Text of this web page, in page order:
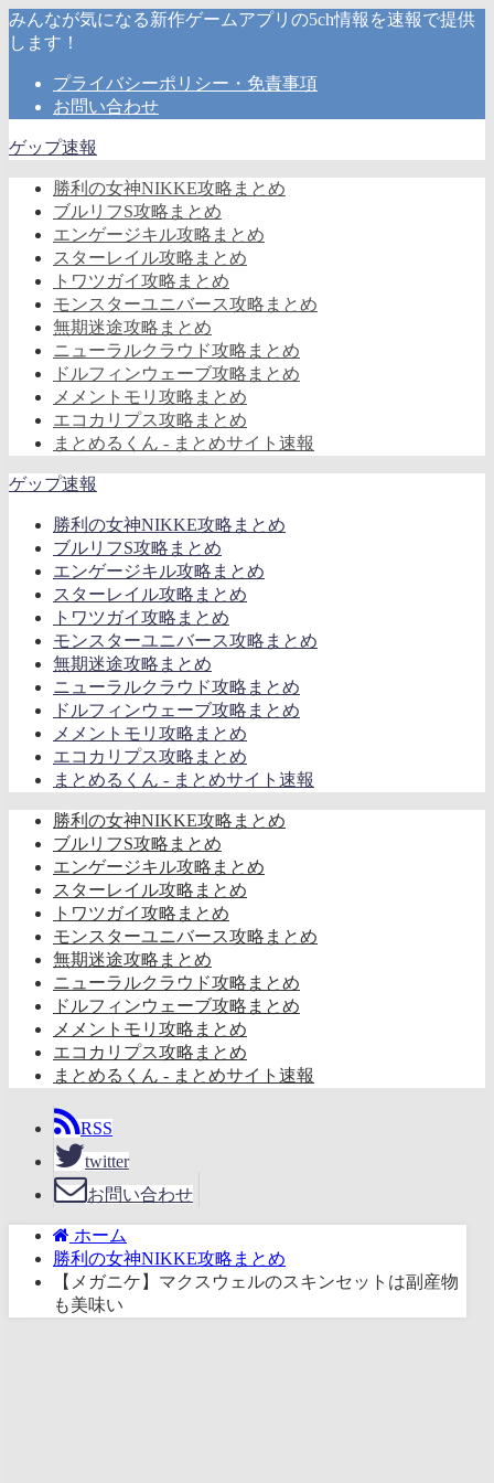
みんなが気になる新作ゲームアプリの5ch情報を速報で提供
します！
プライバシーポリシー・免責事項
お問い合わせ
ゲップ速報
勝利の女神NIKKE攻略まとめ
ブルリフS攻略まとめ
エンゲージキル攻略まとめ
スターレイル攻略まとめ
トワツガイ攻略まとめ
モンスターユニバース攻略まとめ
無期迷途攻略まとめ
ニューラルクラウド攻略まとめ
ドルフィンウェーブ攻略まとめ
メメントモリ攻略まとめ
エコカリプス攻略まとめ
まとめるくん - まとめサイト速報
ゲップ速報
勝利の女神NIKKE攻略まとめ
ブルリフS攻略まとめ
エンゲージキル攻略まとめ
スターレイル攻略まとめ
トワツガイ攻略まとめ
モンスターユニバース攻略まとめ
無期迷途攻略まとめ
ニューラルクラウド攻略まとめ
ドルフィンウェーブ攻略まとめ
メメントモリ攻略まとめ
エコカリプス攻略まとめ
まとめるくん - まとめサイト速報
勝利の女神NIKKE攻略まとめ
ブルリフS攻略まとめ
エンゲージキル攻略まとめ
スターレイル攻略まとめ
トワツガイ攻略まとめ
モンスターユニバース攻略まとめ
無期迷途攻略まとめ
ニューラルクラウド攻略まとめ
ドルフィンウェーブ攻略まとめ
メメントモリ攻略まとめ
エコカリプス攻略まとめ
まとめるくん - まとめサイト速報
RSS
twitter
お問い合わせ
ホーム
勝利の女神NIKKE攻略まとめ
【メガニケ】マクスウェルのスキンセットは副産物
も美味い